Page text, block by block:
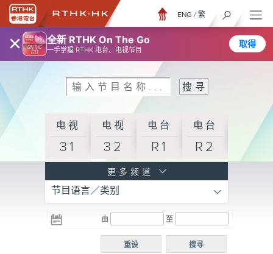
× 全新 RTHK On The Go
一手掌握 RTHK 电台、电视节目
取得
ENG / 繁
电视
31
电视
32
电台
R1
电台
R2
R3
电台 电台
R5
电台
普通
更多频道
节目语言／类别
由 至
搜寻
重设